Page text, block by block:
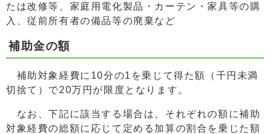
たは改修等、家庭用電化製品・カーテン・家具等の購
入、従前所有者の備品等の廃棄など
補助金の額
補助対象経費に10分の1を乗じて得た額（千円未満
切捨て）で20万円が限度となります。
なお、下記に該当する場合は、それぞれの額に補助
対象経費の総額に応じて定める加算の割合を乗じた額